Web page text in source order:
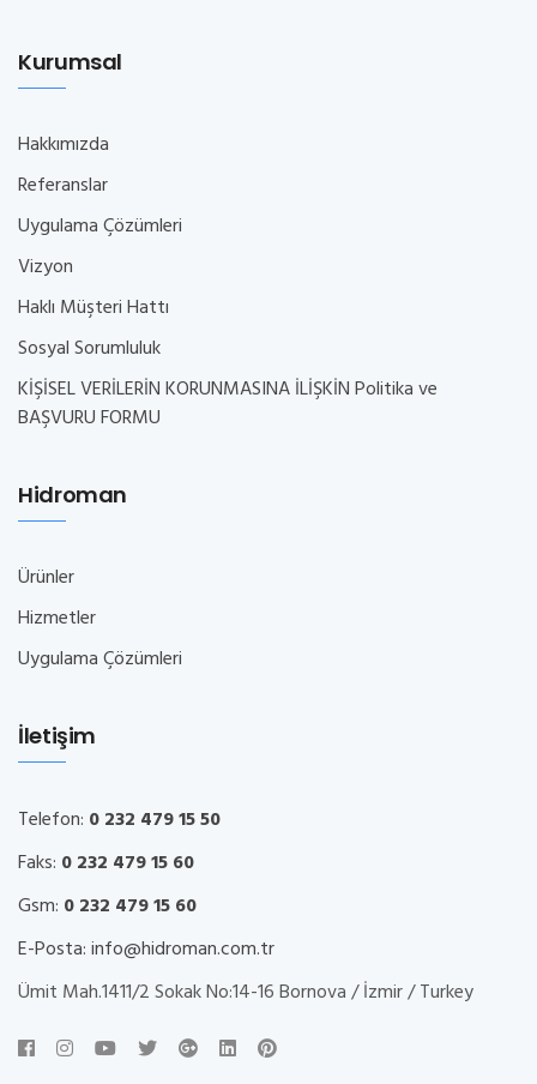
Kurumsal
Hakkımızda
Referanslar
Uygulama Çözümleri
Vizyon
Haklı Müşteri Hattı
Sosyal Sorumluluk
KİŞİSEL VERİLERİN KORUNMASINA İLİŞKİN Politika ve
BAŞVURU FORMU
Hidroman
Ürünler
Hizmetler
Uygulama Çözümleri
İletişim
Telefon: 0 232 479 15 50
Faks: 0 232 479 15 60
Gsm: 0 232 479 15 60
E-Posta:info@hidroman.com.tr
Ümit Mah.1411/2 Sokak No:14-16 Bornova / İzmir / Turkey